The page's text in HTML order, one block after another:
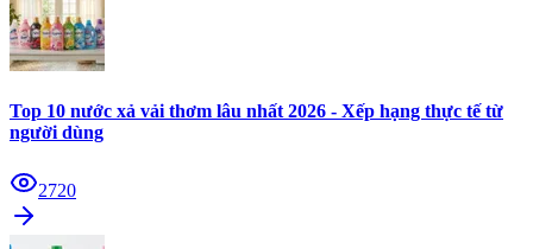
Top 10 nước xả vải thơm lâu nhất 2026 - Xếp hạng thực tế từ
người dùng
2720